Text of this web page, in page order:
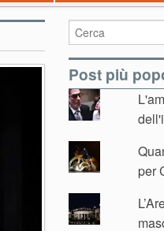
Post più
per